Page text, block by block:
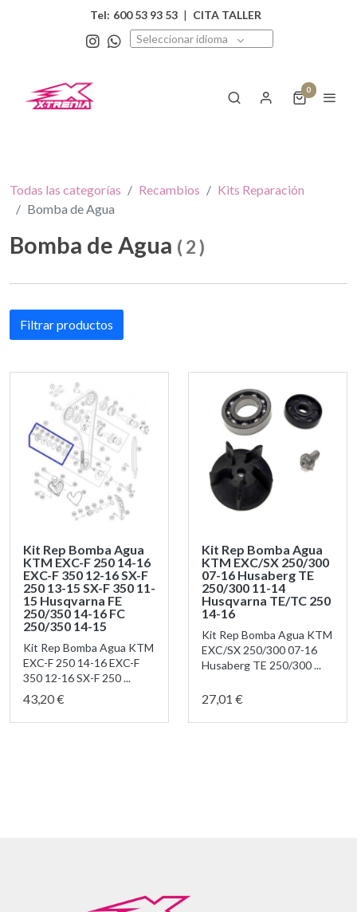
Tel: 600 53 93 53 | CITA TALLER
Seleccionar idioma
0
Todas las categorías Recambios
Kits Reparación
Bomba de Agua
Bomba de Agua (2)
Filtrar productos
Kit Rep Bomba Agua
KTM EXC-F 250 14-16
EXC-F 350 12-16 SX-F
250 13-15 SX-F 350 11-
15 Husqvarna FE
250/350 14-16 FC
250/350 14-15
Kit Rep Bomba Agua KTM
EXC-F 250 14-16 EXC-F
350 12-16 SX-F 250 ...
43,20 €
Kit Rep Bomba Agua
KTM EXC/SX 250/300
07-16 Husaberg TE
250/300 11-14
Husqvarna TE/TC 250
14-16
Kit Rep Bomba Agua KTM
EXC/SX 250/300 07-16
Husaberg TE 250/300 ...
27,01 €